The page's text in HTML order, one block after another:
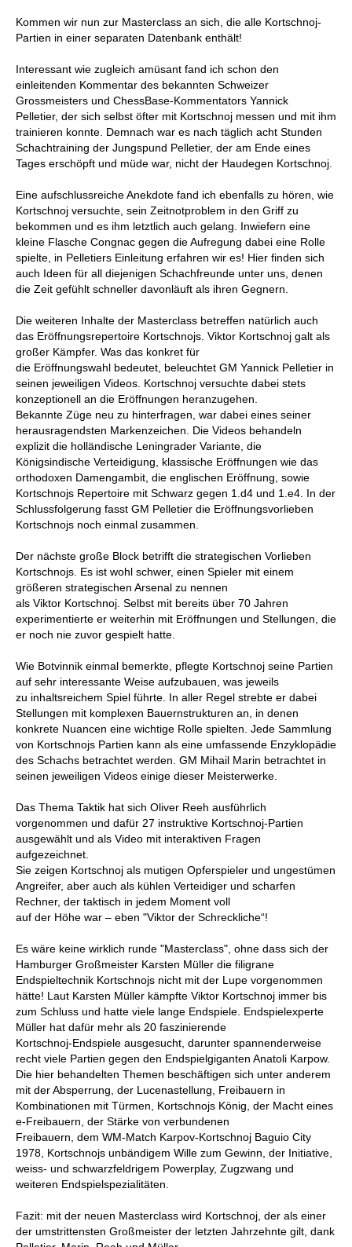
Kommen wir nun zur Masterclass an sich, die alle Kortschnoj-
Partien in einer separaten Datenbank enthält!
Interessant wie zugleich amüsant fand ich schon den
einleitenden Kommentar des bekannten Schweizer
Grossmeisters und ChessBase-Kommentators Yannick
Pelletier, der sich selbst öfter mit Kortschnoj messen und mit ihm
trainieren konnte. Demnach war es nach täglich acht Stunden
Schachtraining der Jungspund Pelletier, der am Ende eines
Tages erschöpft und müde war, nicht der Haudegen Kortschnoj.
Eine aufschlussreiche Anekdote fand ich ebenfalls zu hören, wie
Kortschnoj versuchte, sein Zeitnotproblem in den Griff zu
bekommen und es ihm letztlich auch gelang. Inwiefern eine
kleine Flasche Congnac gegen die Aufregung dabei eine Rolle
spielte, in Pelletiers Einleitung erfahren wir es! Hier finden sich
auch Ideen für all diejenigen Schachfreunde unter uns, denen
die Zeit gefühlt schneller davonläuft als ihren Gegnern.
Die weiteren Inhalte der Masterclass betreffen natürlich auch
das Eröffnungsrepertoire Kortschnojs. Viktor Kortschnoj galt als
großer Kämpfer. Was das konkret für
die Eröffnungswahl bedeutet, beleuchtet GM Yannick Pelletier in
seinen jeweiligen Videos. Kortschnoj versuchte dabei stets
konzeptionell an die Eröffnungen heranzugehen.
Bekannte Züge neu zu hinterfragen, war dabei eines seiner
herausragendsten Markenzeichen. Die Videos behandeln
explizit die holländische Leningrader Variante, die
Königsindische Verteidigung, klassische Eröffnungen wie das
orthodoxen Damengambit, die englischen Eröffnung, sowie
Kortschnojs Repertoire mit Schwarz gegen 1.d4 und 1.e4. In der
Schlussfolgerung fasst GM Pelletier die Eröffnungsvorlieben
Kortschnojs noch einmal zusammen.
Der nächste große Block betrifft die strategischen Vorlieben
Kortschnojs. Es ist wohl schwer, einen Spieler mit einem
größeren strategischen Arsenal zu nennen
als Viktor Kortschnoj. Selbst mit bereits über 70 Jahren
experimentierte er weiterhin mit Eröffnungen und Stellungen, die
er noch nie zuvor gespielt hatte.
Wie Botvinnik einmal bemerkte, pflegte Kortschnoj seine Partien
auf sehr interessante Weise aufzubauen, was jeweils
zu inhaltsreichem Spiel führte. In aller Regel strebte er dabei
Stellungen mit komplexen Bauernstrukturen an, in denen
konkrete Nuancen eine wichtige Rolle spielten. Jede Sammlung
von Kortschnojs Partien kann als eine umfassende Enzyklopädie
des Schachs betrachtet werden. GM Mihail Marin betrachtet in
seinen jeweiligen Videos einige dieser Meisterwerke.
Das Thema Taktik hat sich Oliver Reeh ausführlich
vorgenommen und dafür 27 instruktive Kortschnoj-Partien
ausgewählt und als Video mit interaktiven Fragen
aufgezeichnet.
Sie zeigen Kortschnoj als mutigen Opferspieler und ungestümen
Angreifer, aber auch als kühlen Verteidiger und scharfen
Rechner, der taktisch in jedem Moment voll
auf der Höhe war – eben "Viktor der Schreckliche“!
Es wäre keine wirklich runde "Masterclass", ohne dass sich der
Hamburger Großmeister Karsten Müller die filigrane
Endspieltechnik Kortschnojs nicht mit der Lupe vorgenommen
hätte! Laut Karsten Müller kämpfte Viktor Kortschnoj immer bis
zum Schluss und hatte viele lange Endspiele. Endspielexperte
Müller hat dafür mehr als 20 faszinierende
Kortschnoj-Endspiele ausgesucht, darunter spannenderweise
recht viele Partien gegen den Endspielgiganten Anatoli Karpow.
Die hier behandelten Themen beschäftigen sich unter anderem
mit der Absperrung, der Lucenastellung, Freibauern in
Kombinationen mit Türmen, Kortschnojs König, der Macht eines
e-Freibauern, der Stärke von verbundenen
Freibauern, dem WM-Match Karpov-Kortschnoj Baguio City
1978, Kortschnojs unbändigem Wille zum Gewinn, der Initiative,
weiss- und schwarzfeldrigem Powerplay, Zugzwang und
weiteren Endspielspezialitäten.
Fazit: mit der neuen Masterclass wird Kortschnoj, der als einer
der umstrittensten Großmeister der letzten Jahrzehnte gilt, dank